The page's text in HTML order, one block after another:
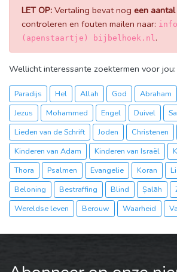
LET OP: Vertaling bevat nog een
controleren en fouten mailen naar: info
(apenstaartje) bijbelhoek.nl.
Wellicht interessante zoektermen voor jou:
Paradijs Hel Allah God Abraham
Jezus
Mohammed Engel Duivel
Lieden van de Schrift
Joden Christenen
Kinderen van Adam
Kinderen van Israël
Thora
Psalmen Evangelie Koran
Beloning
Bestraffing Blind Ṣalāh
Wereldse leven
Berouw Waarheid